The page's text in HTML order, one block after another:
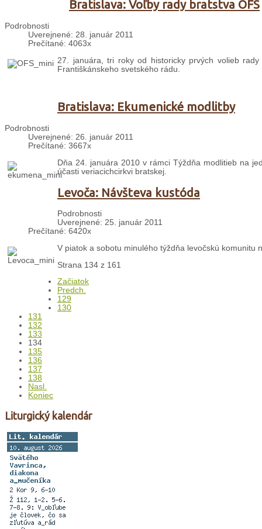
Bratislava: Voľby rady bratstva OFS
Podrobnosti
Uverejnené: 28. január 2011
Prečítané: 4063x
27. januára, tri roky od historicky prvých volieb
Františkánskeho svetského rádu.
Bratislava: Ekumenické modlitby
Podrobnosti
Uverejnené: 26. január 2011
Prečítané: 3667x
Dňa 24. januára 2010 v rámci Týždňa modlitieb na
účasti veriacichcirkvi bratskej.
Levoča: Návšteva kustóda
Podrobnosti
Uverejnené: 25. január 2011
Prečítané: 6420x
V piatok a sobotu minulého týždňa levočskú komunitu
Strana 134 z 161
Začiatok
Predch.
129
130
131
132
133
134
135
136
137
138
Nasl.
Koniec
Liturgický kalendár